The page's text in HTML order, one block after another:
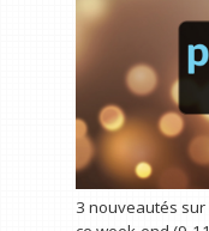
3 nouveautés